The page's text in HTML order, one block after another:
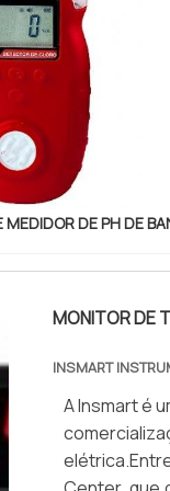
DE PH DE
MONITOR DE
INSMART
A Insmart é